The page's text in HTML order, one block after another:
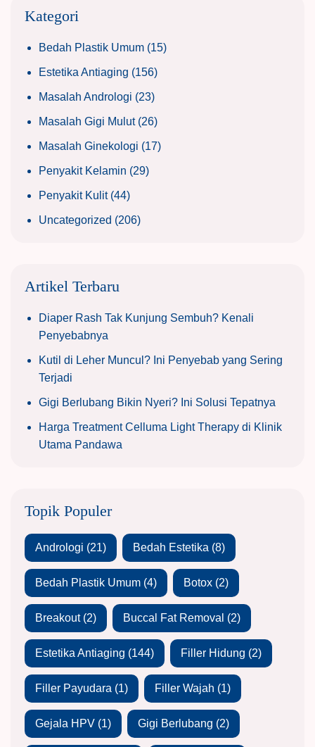
Kategori
Bedah Plastik Umum (15)
Estetika Antiaging (156)
Masalah Andrologi (23)
Masalah Gigi Mulut(26)
Masalah Ginekologi (17)
Penyakit Kelamin (29)
Penyakit Kulit(44)
Uncategorized (206)
Artikel Terbaru
Diaper Rash Tak Kunjung Sembuh? Kenali
Penyebabnya
Kutil di Leher Muncul? Ini Penyebab yang Sering
Terjadi
Gigi Berlubang Bikin Nyeri? Ini Solusi Tepatnya
Harga Treatment Celluma Light Therapy di Klinik
Utama Pandawa
Topik Populer
Andrologi (21) Bedah Estetika (8)
Bedah Plastik Umum (4) Botox (2)
Breakout(2) Buccal Fat Removal (2)
Estetika Antiaging (144) Filler Hidung (2)
Filler Payudara (1) Filler Wajah (1)
Gejala HPV (1) Gigi Berlubang (2)